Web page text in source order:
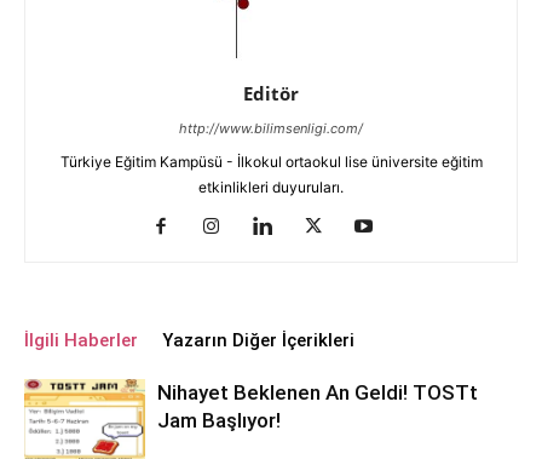
Editör
http://www.bilimsenligi.com/
Türkiye Eğitim Kampüsü - İlkokul ortaokul lise üniversite eğitim
etkinlikleri duyuruları.
İlgili Haberler Yazarın Diğer İçerikleri
Nihayet Beklenen An Geldi! TOSTt
Jam Başlıyor!